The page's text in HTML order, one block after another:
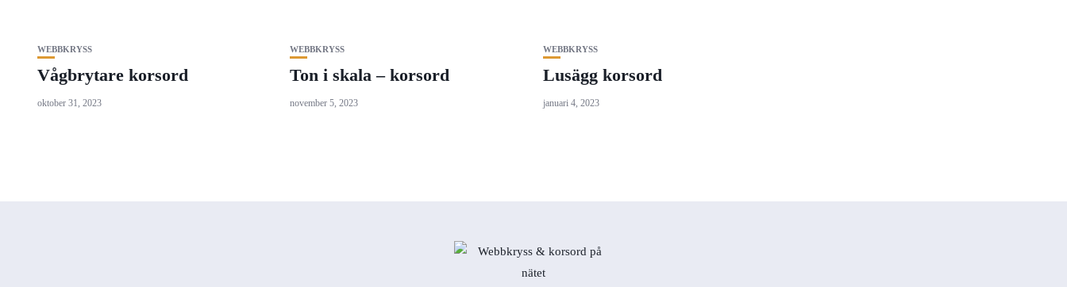
WEBBKRYSS
Vågbrytare korsord
oktober 31, 2023
WEBBKRYSS
Ton i skala – korsord
november 5, 2023
WEBBKRYSS
Lusägg korsord
januari 4, 2023